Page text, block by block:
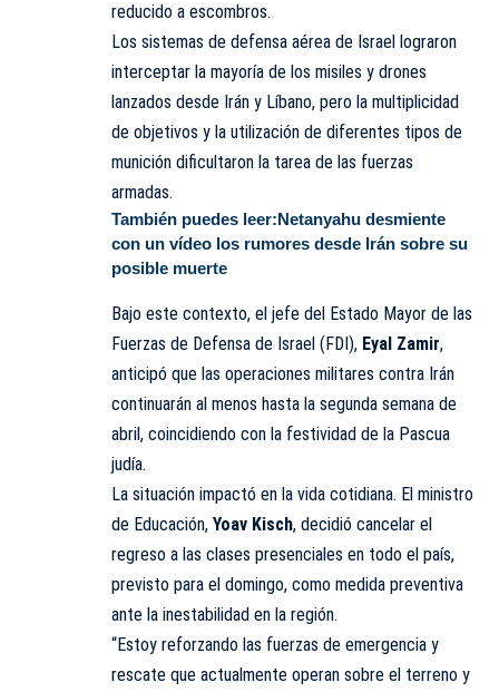
reducido a escombros.
Los sistemas de defensa aérea de Israel lograron
interceptar la mayoría de los misiles y drones
lanzados desde Irán y Líbano, pero la multiplicidad
de objetivos y la utilización de diferentes tipos de
munición dificultaron la tarea de las fuerzas
armadas.
También puedes leer:Netanyahu desmiente
con un vídeo los rumores desde Irán sobre su
posible muerte
Bajo este contexto, el jefe del Estado Mayor de las
Fuerzas de Defensa de Israel (FDI), Eyal Zamir,
anticipó que las operaciones militares contra Irán
continuarán al menos hasta la segunda semana de
abril, coincidiendo con la festividad de la Pascua
judía.
La situación impactó en la vida cotidiana. El ministro
de Educación, Yoav Kisch, decidió cancelar el
regreso a las clases presenciales en todo el país,
previsto para el domingo, como medida preventiva
ante la inestabilidad en la región.
“Estoy reforzando las fuerzas de emergencia y
rescate que actualmente operan sobre el terreno y